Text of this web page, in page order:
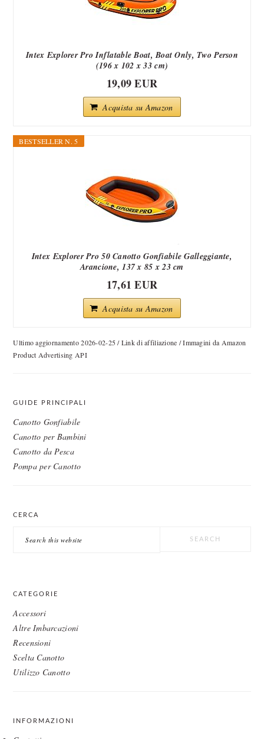
Intex Explorer Pro Inflatable Boat, Boat Only, Two Person
(196 x 102 x 33 cm)
19,09 EUR
Acquista su Amazon
BESTSELLER N. 5
Intex Explorer Pro 50 Canotto Gonfiabile Galleggiante,
Arancione, 137 x 85 x 23 cm
17,61 EUR
Acquista su Amazon
Ultimo aggiornamento 2026-02-25 / Link di affiliazione / Immagini da Amazon
Product Advertising API
GUIDE PRINCIPALI
Canotto Gonfiabile
Canotto per Bambini
Canotto da Pesca
Pompa per Canotto
CERCA
CATEGORIE
Accessori
Altre Imbarcazioni
Recensioni
Scelta Canotto
Utilizzo Canotto
INFORMAZIONI